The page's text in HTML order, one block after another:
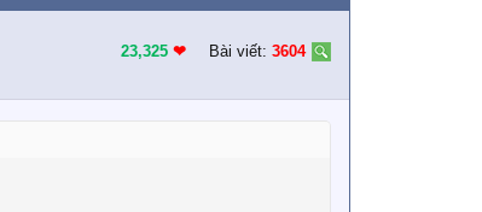
23,325 ❤︎ Bài viết: 3604